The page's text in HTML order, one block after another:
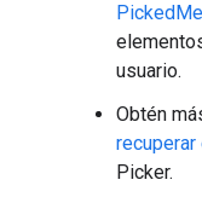
usuario.
Obtén
Picker.